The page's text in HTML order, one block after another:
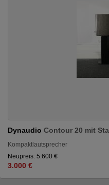
Dynaudio Contour 20 mit
Kompaktlautsprecher
Neupreis: 5.600 €
3.000 €